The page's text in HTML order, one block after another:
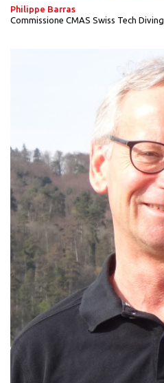
Philippe Barras
Commissione CMAS Swiss Tech Diving